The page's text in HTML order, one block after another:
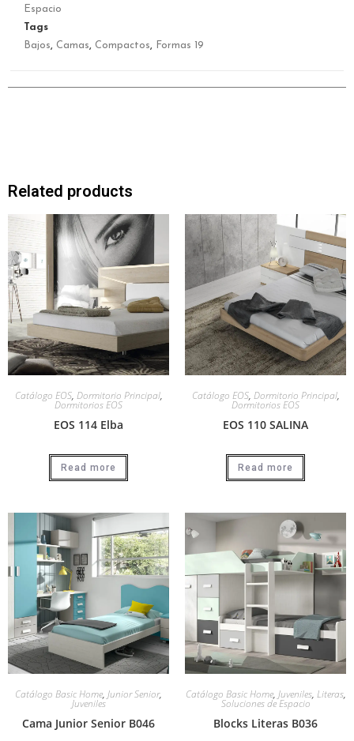
Espacio
Tags
Bajos, Camas, Compactos, Formas 19
Related products
Catálogo EOS, Dormitorio Principal,
Dormitorios EOS
EOS 114 Elba
Read more
Catálogo EOS, Dormitorio Principal,
Dormitorios EOS
EOS 110 SALINA
Read more
Catálogo Basic Home, Junior Senior,
Juveniles
Cama Junior Senior B046
Catálogo Basic Home, Juveniles, Literas,
Soluciones de Espacio
Blocks Literas B036